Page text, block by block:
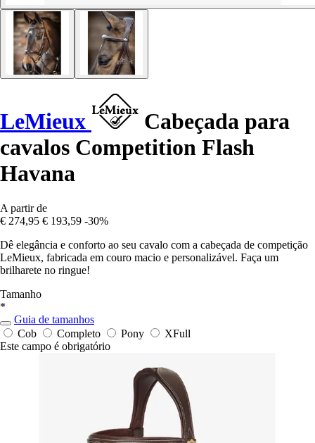
LeMieux
Cabeçada para
cavalos Competition Flash
Havana
A partir de
€ 274,95 € 193,59 -30%
Dê elegância e conforto ao seu cavalo com a cabeçada de competição
LeMieux, fabricada em couro macio e personalizável. Faça um
brilharete no ringue!
Tamanho
*
Guia de tamanhos
Cob
Completo Pony
XFull
Este campo é obrigatório